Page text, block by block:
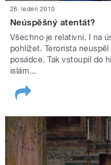
26. leden 2010
Neúspěšný atentát?
Všechno je relativní. I na
pohlížet. Terorista
posádce. Tak vstoupil do
islám...